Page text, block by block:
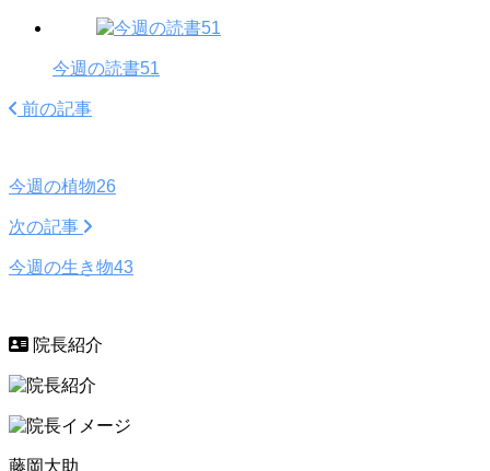
今週の読書51
前の記事
今週の植物26
次の記事
今週の生き物43
院長紹介
藤岡大助